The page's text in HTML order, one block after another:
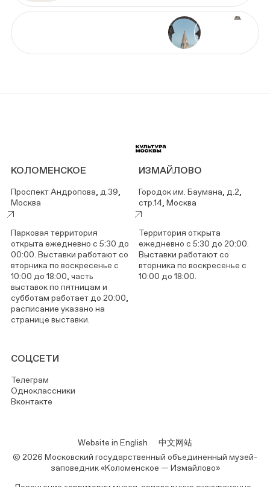
КОЛОМЕНСКОЕ
Проспект Андропова, д.39,
Москва
Парковая территория
открыта ежедневно с 5:30 до
00:00. Выставки работают со
вторника по воскресенье с
10:00 до 18:00, часть
выставок по пятницам и
субботам работает до 20:00,
расписание указано на
странице выставки.
ИЗМАЙЛОВО
Городок им. Баумана, д.2,
стр.14, Москва
Территория открыта
ежедневно с 5:30 до 20:00.
Выставки работают со
вторника по воскресенье с
10:00 до 18:00.
СОЦСЕТИ
Телеграм
Одноклассники
Вконтакте
Website in English
中文网站
© 2026 Московский государственный объединенный музей-
заповедник «Коломенское — Измайлово»